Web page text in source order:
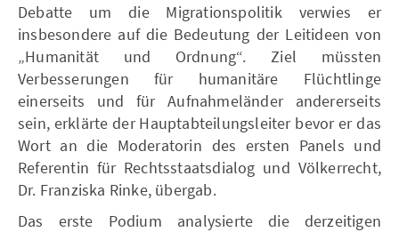
Debatte um die Migrationspolitik verwies er
insbesondere auf die Bedeutung der Leitideen von
„Humanität und Ordnung“. Ziel müssten
Verbesserungen für humanitäre Flüchtlinge
einerseits und für Aufnahmeländer andererseits
sein, erklärte der Hauptabteilungsleiter bevor er das
Wort an die Moderatorin des ersten Panels und
Referentin für Rechtsstaatsdialog und Völkerrecht,
Dr. Franziska Rinke, übergab.
Das erste Podium
analysierte die derzeitigen